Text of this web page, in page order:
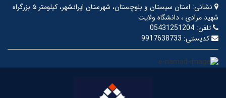
نشانی:
استان سیستان و بلوچستان، شهرستان ایرانشهر، کیلومتر ۵ بزرگراه
شهید مرادی ، دانشگاه ولایت
تلفن: 05431251204
کدپستی: 9917638733